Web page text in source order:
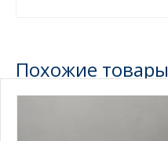
Похожие товары